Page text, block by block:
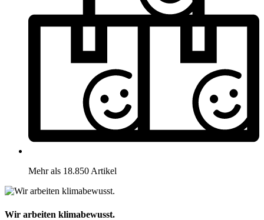
Mehr als 18.850 Artikel
Wir arbeiten klimabewusst.